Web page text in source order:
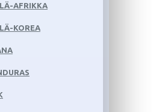
AFRIKKA
KOREA